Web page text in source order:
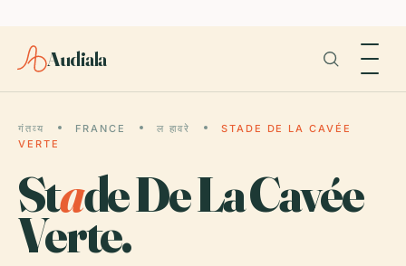
Audiala
गंतव्य FRANCE ल हावरे
STADE DE LA CAVÉE
VERTE
Stade De La Cavée
Verte.